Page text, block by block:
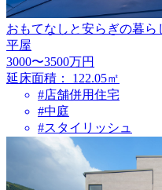
おもてなしと安らぎの暮ら
平屋
3000〜3500万円
延床面積：
122.05㎡
#店舗併用住宅
#中庭
#スタイリッシュ